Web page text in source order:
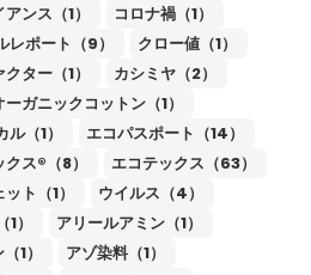
ンス（1）
コロナ禍（1）
レポート（9）
クロー値（1）
ター（1）
カシミヤ（2）
ーガニックコットン（1）
ル（1）
エコパスポート（14）
ス®（8）
エコテックス（63）
ト（1）
ウイルス（4）
）
アリールアミン（1）
1）
アゾ染料（1）